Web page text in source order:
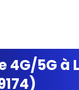
4G/5G à